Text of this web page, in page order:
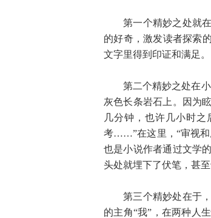
第一个精妙之处就
的好奇，激发读者探索
文字里得到印证和满足。
第二个精妙之处在
灰色长条岩石上。因为
几分钟，也许几小时
考……”在这里，“审视和
也是小说作者通过文学
头处就埋下了伏笔，甚至
第三个精妙处在于
的主角“我”，在两种人